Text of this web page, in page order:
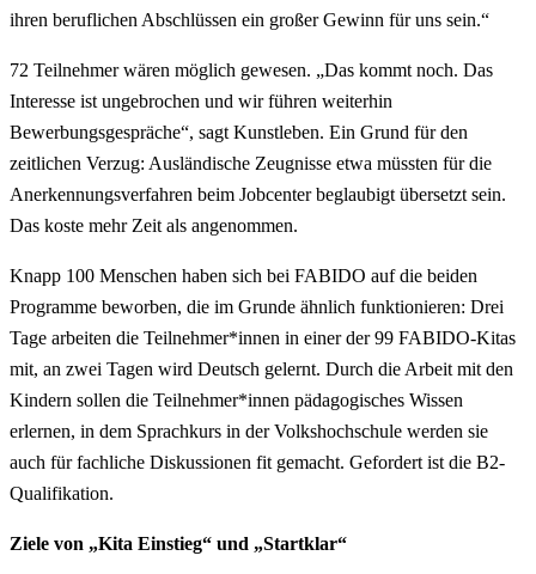
ihren beruflichen Abschlüssen ein großer Gewinn für uns sein.“
72 Teilnehmer wären möglich gewesen. „Das kommt noch. Das
Interesse ist ungebrochen und wir führen weiterhin
Bewerbungsgespräche“, sagt Kunstleben. Ein Grund für den
zeitlichen Verzug: Ausländische Zeugnisse etwa müssten für die
Anerkennungsverfahren beim Jobcenter beglaubigt übersetzt sein.
Das koste mehr Zeit als angenommen.
Knapp 100 Menschen haben sich bei FABIDO auf die beiden
Programme beworben, die im Grunde ähnlich funktionieren: Drei
Tage arbeiten die Teilnehmer*innen in einer der 99 FABIDO-Kitas
mit, an zwei Tagen wird Deutsch gelernt. Durch die Arbeit mit den
Kindern sollen die Teilnehmer*innen pädagogisches Wissen
erlernen, in dem Sprachkurs in der Volkshochschule werden sie
auch für fachliche Diskussionen fit gemacht. Gefordert ist die B2-
Qualifikation.
Ziele von „Kita Einstieg“ und „Startklar“